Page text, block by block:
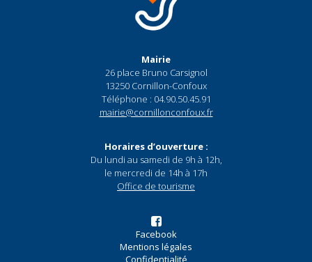
Mairie
26 place Bruno Carsignol
13250 Cornillon-Confoux
Téléphone : 04.90.50.45.91
mairie@cornillonconfoux.fr
Horaires d’ouverture :
Du lundi au samedi de 9h à 12h,
le mercredi de 14h à 17h
Office de tourisme
Facebook
Mentions légales
Confidentialité